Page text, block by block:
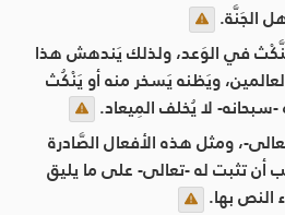
الجَنَّة.
في الوَعد، ولذلك يَندهش هذا
ويَظنه يَسخر منه أو يَنْكُث
سبحانه- لا يُخلف المِيعاد.
، ومثل هذه الأفعال الصَّادرة
أن تثبت له -تعالى- على ما يليق
النص بها.